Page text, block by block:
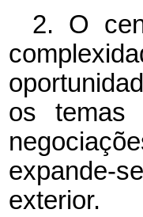
2. O
os temas
expande-
exterior.